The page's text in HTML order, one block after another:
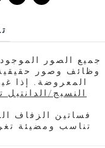
* جميع الصور
وظائف وصور
المعروضة. إذا
النسيج/الدانتيل